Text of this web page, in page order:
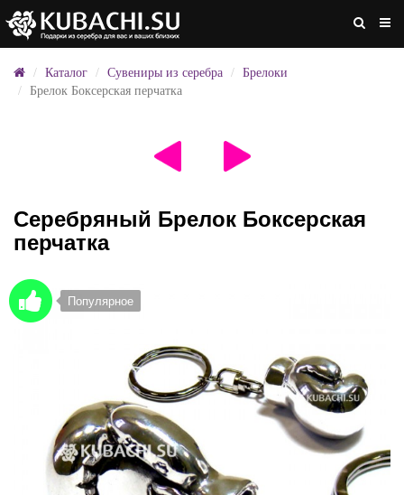
Каталог Сувениры из серебра
Брелоки
Брелок Боксерская перчатка
Серебряный Брелок Боксерская
перчатка
Популярное